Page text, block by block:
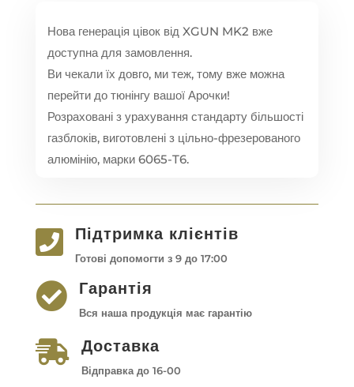
Нова генерація цівок від XGUN MK2 вже
доступна для замовлення.
Ви чекали їх довго, ми теж, тому вже можна
перейти до тюнінгу вашої Арочки!
Розраховані з урахування стандарту більшості
газблоків, виготовлені з цільно-фрезерованого
алюмінію, марки 6065-T6.
 Підтримка клієнтів
Готові допомогти з 9 до 17:00
 Гарантія
Вся наша продукція має гарантію
 Доставка
Відправка до 16-00